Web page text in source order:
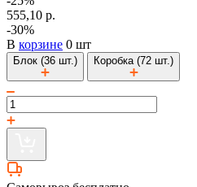
555,10 р.
-30%
В корзине 0 шт
Блок (36 шт.) Коробка (72 шт.)